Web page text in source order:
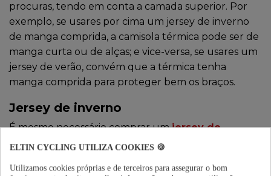
procuras, tendo em conta a camada superior. Por
exemplo, se usares por cima um jersey de inverno
de manga comprida, a camisola térmica pode ser de
manga curta ou de alças; e vice-versa, se usares um
jersey de verão, convém que a térmica tenha
manga comprida para proteger bem os braços.
Jersey de inverno
É mesmo necessário comprar umjersey de
inverno ou será suficiente usar uma camisola
de verão?
ELTIN CYCLING UTILIZA COOKIES 🍪
Utilizamos cookies próprias e de terceiros para assegurar o bom